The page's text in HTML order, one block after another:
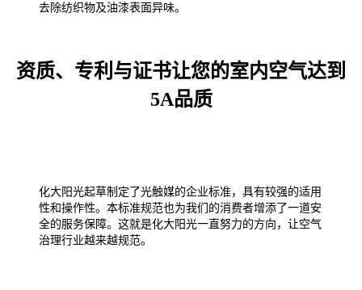
去除纺织物及油漆表面异味。
资质、专利与证书让您的室内空气达到
5A品质
化大阳光起草制定了光触媒的企业标准，具有较强的适用
性和操作性。本标准规范也为我们的消费者增添了一道安
全的服务保障。这就是化大阳光一直努力的方向，让空气
治理行业越来越规范。